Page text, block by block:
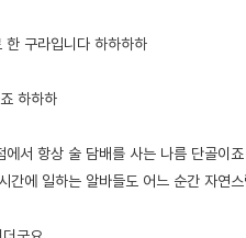
구라입니다 하하하하
하하하
서 항상 술 담배를 사는 나름 단골이죠
에 일하는 알바들도 어느 순간 자연